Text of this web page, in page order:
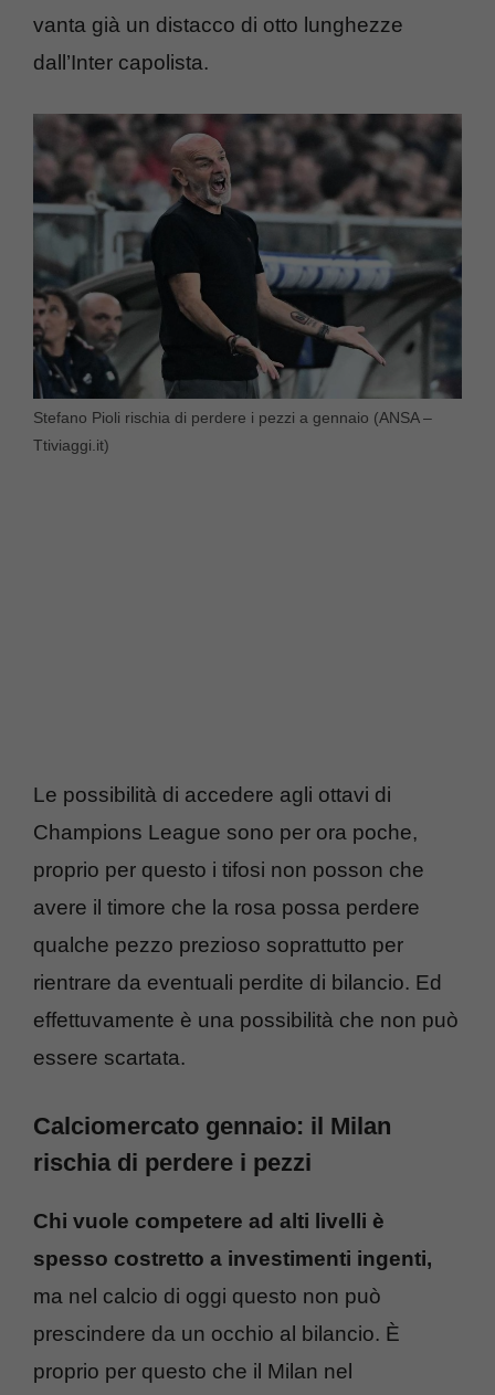
vanta già un distacco di otto lunghezze
dall’Inter capolista.
Stefano Pioli rischia di perdere i pezzi a gennaio (ANSA –
Ttiviaggi.it)
Le possibilità di accedere agli ottavi di
Champions League sono per ora poche,
proprio per questo i tifosi non posson che
avere il timore che la rosa possa perdere
qualche pezzo prezioso soprattutto per
rientrare da eventuali perdite di bilancio. Ed
effettuvamente è una possibilità che non può
essere scartata.
Calciomercato gennaio: il Milan
rischia di perdere i pezzi
Chi vuole competere ad alti livelli è
spesso costretto a investimenti ingenti,
ma nel calcio di oggi questo non può
prescindere da un occhio al bilancio. È
proprio per questo che il Milan nel